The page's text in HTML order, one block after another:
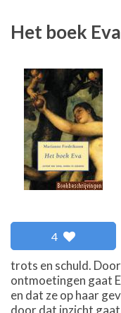
Het boek Eva
4
trots en schuld.
ontmoetingen gaat
en dat ze op haar
door dat inzicht